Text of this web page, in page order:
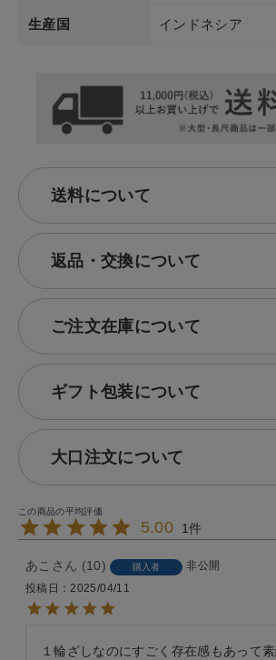
生産国 インドネシア
送料について
返品・交換について
ご注文在庫について
ギフト包装について
大口注文について
5.00 1
あこ 10 購入者
非公開
投稿日
2025/04/11
１輪ざしなのにすごく存在感もあって